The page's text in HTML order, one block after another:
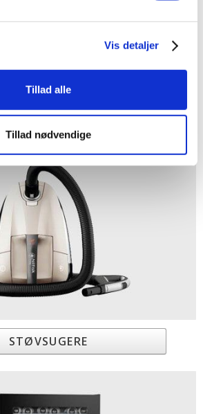
Vis detaljer
Tillad alle
Tillad nødvendige
KUMMEFRYSERE
STØVSUGERE